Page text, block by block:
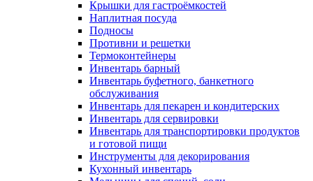
Крышки для гастроёмкостей
Наплитная посуда
Подносы
Противни и решетки
Термоконтейнеры
Инвентарь барный
Инвентарь буфетного, банкетного
обслуживания
Инвентарь для пекарен и кондитерских
Инвентарь для сервировки
Инвентарь для транспортировки продуктов
и готовой пищи
Инструменты для декорирования
Кухонный инвентарь